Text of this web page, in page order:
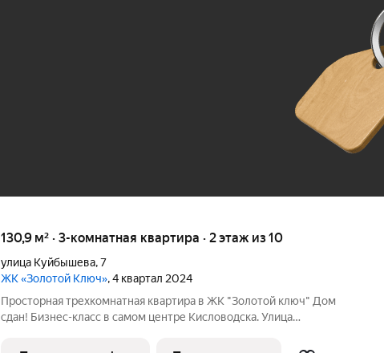
130,9 м² · 3-комнатная квартира · 2 этаж из 10
улица Куйбышева,7
ЖК «Золотой Ключ», 4 квартал 2024
Просторная трехкомнатная квартира в ЖК "Золотой ключ" Дом
сдан! Бизнес-класс в самом центре Кисловодска. Улица
города Кисловодск с панорамным остеклением и функциональной